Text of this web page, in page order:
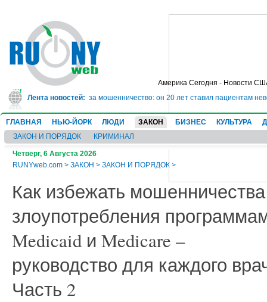
Америка Сегодня - Новости
Лента новостей:
в тюрьму на 10 лет за мошенничество: он 20 лет ставил пациентам
ГЛАВНАЯ НЬЮ-ЙОРК ЛЮДИ ЗАКОН БИЗНЕС КУЛЬТУРА
ЗАКОН И ПОРЯДОК
КРИМИНАЛ
Четверг, 6 Августа 2026
RUNYweb.com > ЗАКОН > ЗАКОН И ПОРЯДОК >
Как избежать
злоупотребления
Medicaid и Medicare –
руководство для каждого
Часть 2